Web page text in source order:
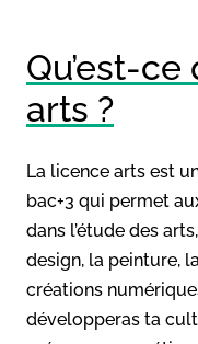
Qu’est-
arts ?
La licence arts est
bac+3 qui permet
dans l’étude des
design, la peinture,
créations
développeras ta